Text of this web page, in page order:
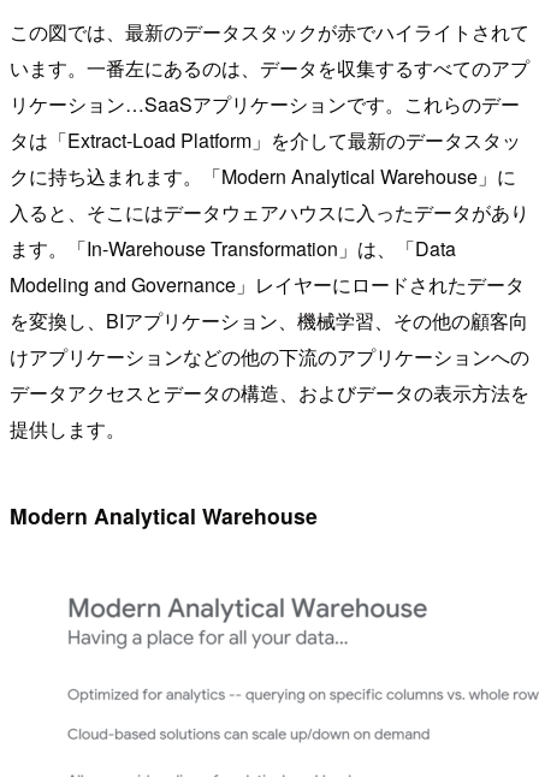
この図では、最新のデータスタックが赤でハイライトされて
います。一番左にあるのは、データを収集するすべてのアプ
リケーション…SaaSアプリケーションです。これらのデー
タは「Extract-Load Platform」を介して最新のデータスタッ
クに持ち込まれます。「Modern Analytical Warehouse」に
入ると、そこにはデータウェアハウスに入ったデータがあり
ます。「In-Warehouse Transformation」は、「Data
Modeling and Governance」レイヤーにロードされたデータ
を変換し、BIアプリケーション、機械学習、その他の顧客向
けアプリケーションなどの他の下流のアプリケーションへの
データアクセスとデータの構造、およびデータの表示方法を
提供します。
Modern Analytical Warehouse